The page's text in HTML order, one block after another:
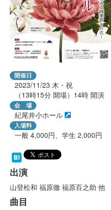
開催日
2023/11/23 木・祝
（13時15分 開場）14時 開演
会 場
紀尾井小ホール
入場料
一般 4,000円、学生 2,000円
出演
山登松和 福原徹 福原百之助 他
曲目